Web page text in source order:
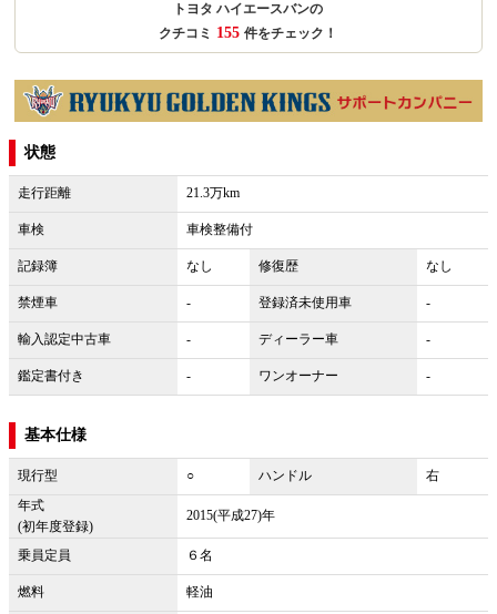
トヨタ ハイエースバンの
クチコミ 155 件をチェック！
状態
走行距離 21.3万km
車検 車検整備付
記録簿 なし 修復歴 なし
禁煙車 - 登録済未使用車 -
輸入認定中古車 - ディーラー車 -
鑑定書付き - ワンオーナー -
基本仕様
現行型 ○ ハンドル
右
年式
(初年度登録)
2015(平成27)年
乗員定員 ６名
燃料 軽油